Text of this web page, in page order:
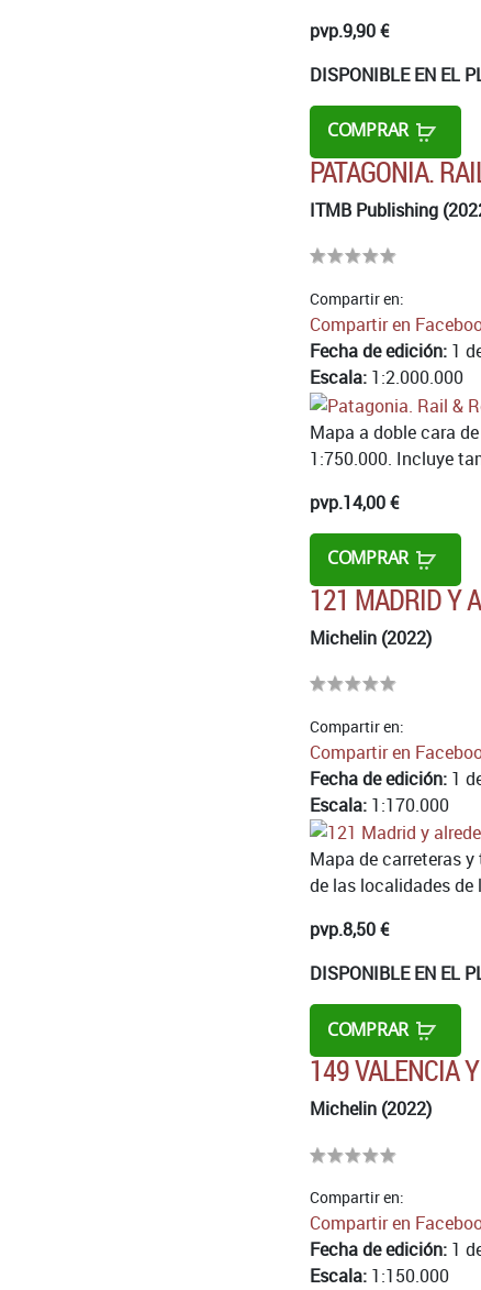
pvp.9,90 €
DISPONIBLE EN EL
COMPRAR
PATAGONIA.
ITMB Publishing
Compartir en:
Compartir en
Fecha de edición: 1
Escala: 1:2.000.000
Mapa a doble cara
1:750.000. Incluye
pvp.14,00 €
COMPRAR
121 MADRID Y
Michelin (2022)
Compartir en:
Compartir en
Fecha de edición: 1
Escala: 1:170.000
Mapa de carreteras
de las localidades de
pvp.8,50 €
DISPONIBLE EN EL
COMPRAR
149 VALENCIA
Michelin (2022)
Compartir en:
Compartir en
Fecha de edición: 1
Escala: 1:150.000